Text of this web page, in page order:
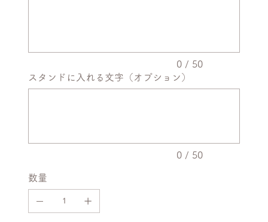
入
き
0 / 50
スタンドに入れる文字（オプション）
入
ま
0 / 50
数量